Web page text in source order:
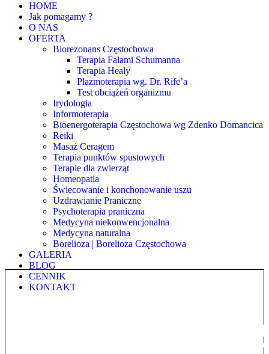
HOME
Jak pomagamy ?
O NAS
OFERTA
Biorezonans Częstochowa
Terapia Falami Schumanna
Terapia Healy
Plazmoterapia wg. Dr. Rife’a
Test obciążeń organizmu
Irydologia
Informoterapia
Bioenergoterapia Częstochowa wg Zdenko Domancica
Reiki
Masaż Ceragem
Terapia punktów spustowych
Terapie dla zwierząt
Homeopatia
Świecowanie i konchonowanie uszu
Uzdrawianie Praniczne
Psychoterapia praniczna
Medycyna niekonwencjonalna
Medycyna naturalna
Borelioza | Borelioza Częstochowa
GALERIA
BLOG
CENNIK
KONTAKT